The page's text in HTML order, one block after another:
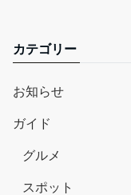
カテゴリー
お知らせ
ガイド
グルメ
スポット